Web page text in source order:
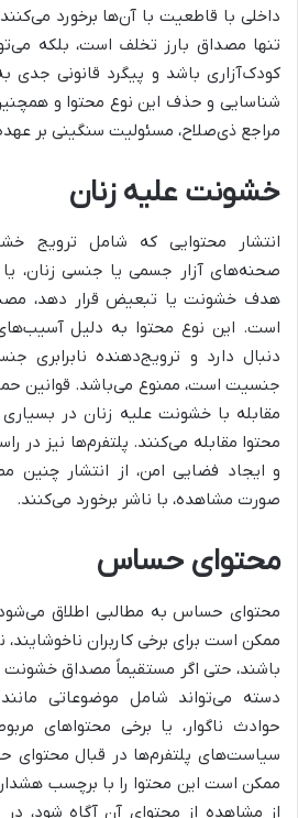
داخلی با قاطعیت با آن‌ها برخورد
تنها مصداق بارز تخلف است، بلکه
کودک‌آزاری باشد و پیگرد قانونی جدی
شناسایی و حذف این نوع محتوا و
مراجع ذی‌صلاح، مسئولیت سنگینی بر
خشونت علیه زنان
انتشار محتوایی که شامل ترویج
صحنه‌های آزار جسمی یا جنسی زنان، یا
هدف خشونت یا تبعیض قرار دهد،
است. این نوع محتوا به دلیل
دنبال دارد و ترویج‌دهنده نابرابری
جنسیت است، ممنوع می‌باشد. قوانین
مقابله با خشونت علیه زنان در بسیاری
محتوا مقابله می‌کنند. پلتفرم‌ها نیز در
و ایجاد فضایی امن، از انتشار چنین
صورت مشاهده، با ناشر برخورد می‌کنند.
محتوای حساس
محتوای حساس به مطالبی اطلاق
ممکن است برای برخی کاربران ناخوشایند،
باشند، حتی اگر مستقیماً مصداق خشونت
دسته می‌تواند شامل موضوعاتی
حوادث ناگوار، یا برخی محتواهای
سیاست‌های پلتفرم‌ها در قبال
ممکن است این محتوا را با برچسب
از مشاهده از محتوای آن آگاه شود،